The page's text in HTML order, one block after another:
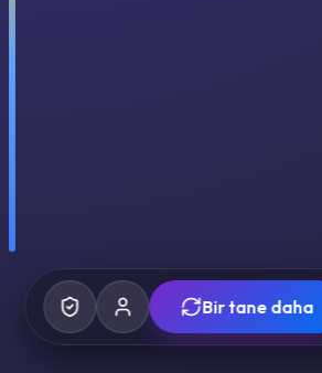
Bir tane daha